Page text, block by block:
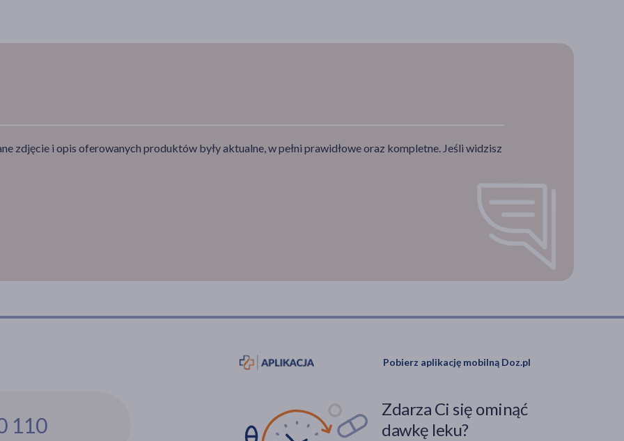
zdjęcie i opis oferowanych produktów były aktualne, w pełni prawidłowe oraz kompletne. Jeśli widzisz
110
Pobierz aplikację mobilną Doz.pl
Zdarza Ci się ominąć
dawkę leku?